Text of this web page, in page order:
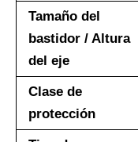
Tamaño del
bastidor / Altura
del eje
Clase de
protección